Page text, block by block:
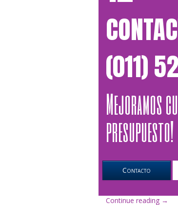
(011)
Mejoramos
presupuesto!
Contacto
Continue reading «El
→